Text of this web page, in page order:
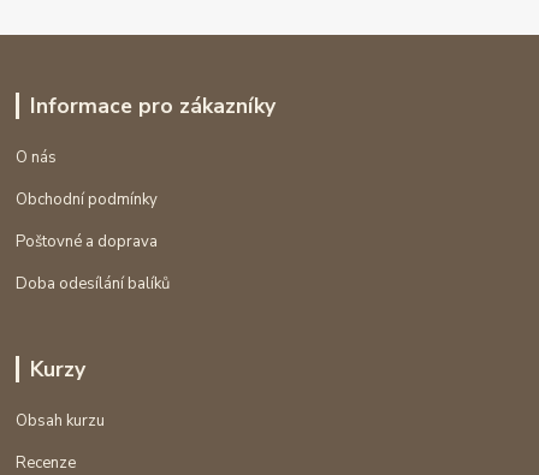
Informace pro zákazníky
O nás
Obchodní podmínky
Poštovné a doprava
Doba odesílání balíků
Kurzy
Obsah kurzu
Recenze